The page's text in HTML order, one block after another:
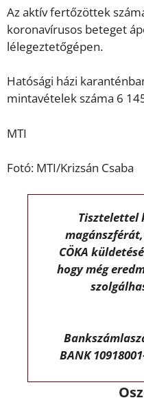
Az aktív fertőzöttek
koronavírusos beteget
lélegeztetőgépen.
Hatósági házi
mintavételek száma 6
MTI
Fotó: MTI/Krizsán Csaba
Tisztelettel
CÖKA
hogy még
BANK